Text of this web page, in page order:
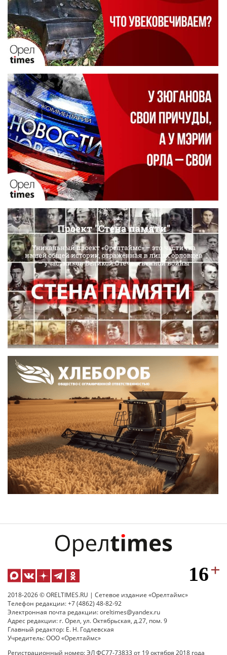
2018-2026 © ORELTIMES.RU | Сетевое издание «Орелтаймс»
Телефон редакции: +7 (4862) 48-82-92
Электронная почта редакции: oreltimes@yandex.ru
Адрес редакции: г. Орел, ул. Октябрьская, д.27, пом. 9
Главный редактор: Е. Н. Годлевская
Учредитель: ООО «Орелтаймс»
Регистрационный номер: ЭЛ ФС77-73833 от 19 октября 2018 года